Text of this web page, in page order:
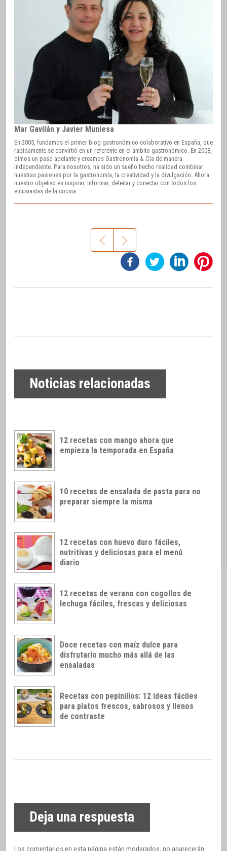
Mar Gavilán y Javier Muniesa
En 2005, fundamos el primer blog gastronómico colaborativo en España, que
rápidamente se convirtió en un referente en el ámbito gastronómico. En 2008,
dimos un paso adelante y creamos Gastronomía & Cía de manera
independiente. Para nosotros, ha sido un sueño hecho realidad combinar
nuestras pasiones por la gastronomía, la creatividad y la divulgación. Ahora
nuestro objetivo es inspirar, informar, deleitar y conectar con todos los
entusiastas de la cocina.
Noticias relacionadas
12 recetas con mango ahora que
empieza la temporada en España
10 recetas de ensalada de pasta para no
preparar siempre la misma
12 recetas con huevo duro fáciles,
nutritivas y deliciosas para el menú
diario
12 recetas de verano con cogollos de
lechuga fáciles, frescas y deliciosas
Doce recetas con maíz dulce para
disfrutarlo mucho más allá de las
ensaladas
Recetas con pepinillos: 12 ideas fáciles
para platos frescos, sabrosos y llenos
de contraste
Deja una respuesta
Los comentarios en esta página están moderados, no aparecerán